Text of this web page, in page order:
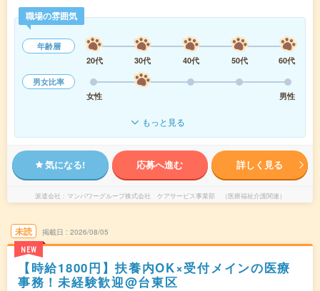
職場の雰囲気
年齢層
20代
30代 40代 50代
60代
男女比率
女性
男性
もっと見る
気になる! 応募へ進む 詳しく見る
派遣会社 マンパワーグループ株式会社 ケアサービス事業部 （医療福祉介護関連）
未読
NEW
掲載日 2026/08/05
【時給1800円】扶養内OK×受付メインの医療
事務！未経験歓迎@台東区